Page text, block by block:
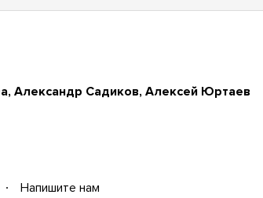
Александр Садиков, Алексей Юртаев
Напишите нам